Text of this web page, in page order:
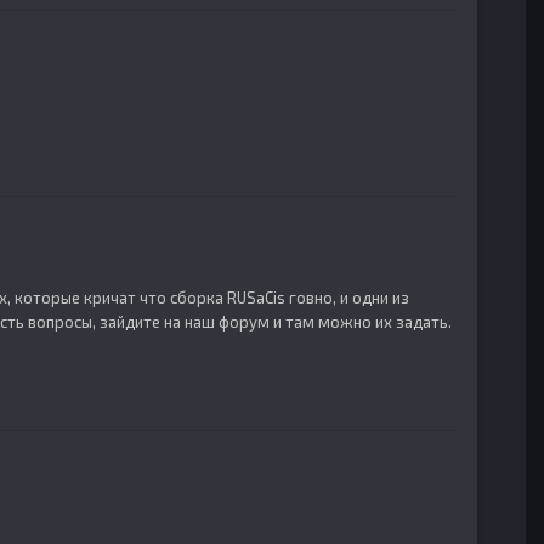
кричат что сборка RUSaCis говно, и одни из
вопросы, зайдите на наш форум и там можно их задать.